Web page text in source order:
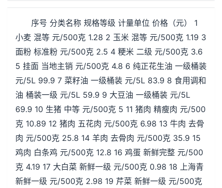
序号 分类名称 规格等级 计量单位 价格（元） 1
小麦 混等 元/500克 1.28 2 玉米 混等 元/500克 1.19 3
面粉 标准粉 元/500克 2.5 4 粳米 二级 元/500克 3.6
5 挂面 当地主销 元/500克 4.8 6 纯正花生油 一级桶装
元/5L 99.9 7 菜籽油 一级桶装 元/5L 83.9 8 食用调和
油 桶装一级 元/5L 59.9 9 大豆油 一级桶装 元/5L
69.9 10 生猪 中等 元/500克 5 11 猪肉 精瘦肉 元/500
克 10.89 12 猪肉 五花肉 元/500克 6.98 13 牛肉 去骨
肉 元/500克 25.8 14 羊肉 去骨肉 元/500克 35.9 15
鸡肉 白条鸡 元/500克 12.8 16 鸡蛋 新鲜完整 元/500
克 4.19 17 大白菜 新鲜一级 元/500克 0.98 18 上海青
新鲜一级 元/500克 2.98 19 芹菜 新鲜一级 元/500克